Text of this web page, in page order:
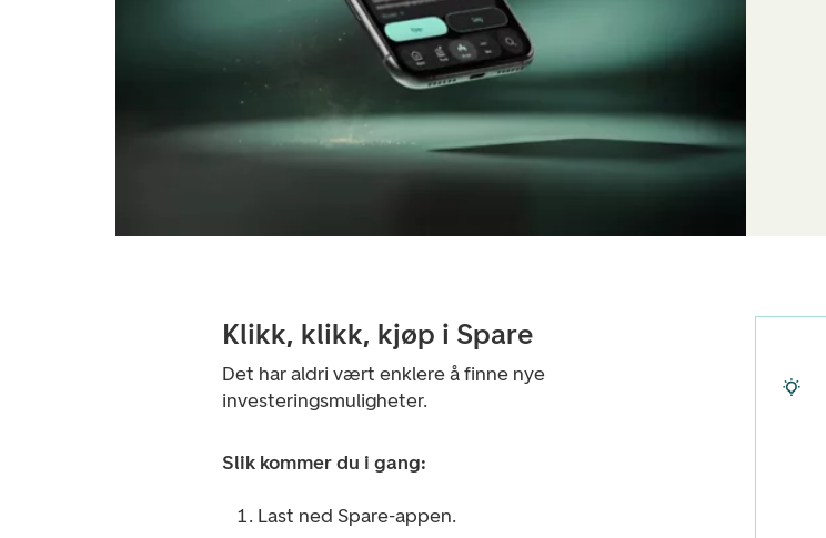
Klikk, klikk, kjøp i Spare
Det har aldri vært enklere å finne nye
investeringsmuligheter.
Slik kommer du i gang:
Last ned Spare-appen.